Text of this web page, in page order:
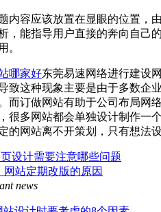
容应该放置在显眼的位置，由
，能指导用户直接的奔向自己
。
哪家好东莞易速网络进行建设
致这种现象主要是由于多数企
而订做网站有助于公司布局网
很多网站都会单独设计制作一
的网站离不开策划，只有想法
设计需要注意哪些问题
网站定期改版的原因
news